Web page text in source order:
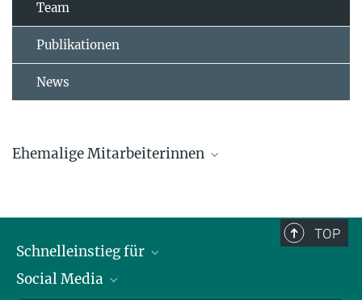
Team
Publikationen
News
Ehemalige Mitarbeiterinnen
Caroline Deimel
TOP
Schnelleinstieg für
Journalist*innen
Social Media